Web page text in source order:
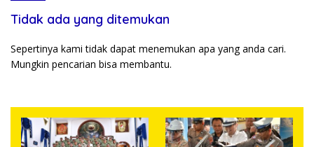
Tidak ada yang ditemukan
Sepertinya kami tidak dapat menemukan apa yang anda cari.
Mungkin pencarian bisa membantu.